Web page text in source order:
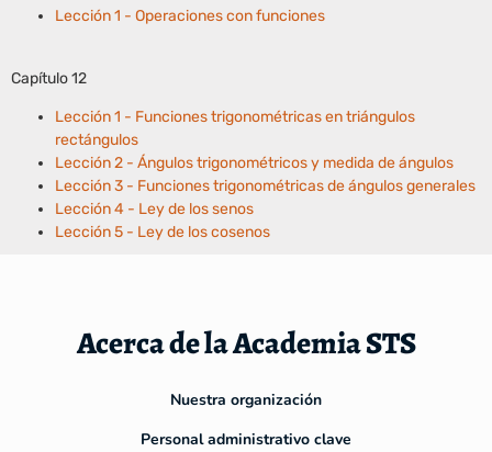
Lección 1 - Operaciones con funciones
Capítulo 12
Lección 1 - Funciones trigonométricas en triángulos
rectángulos
Lección 2 - Ángulos trigonométricos y medida de ángulos
Lección 3 - Funciones trigonométricas de ángulos generales
Lección 4 - Ley de los senos
Lección 5 - Ley de los cosenos
Acerca de la Academia STS
Nuestra organización
Personal administrativo clave